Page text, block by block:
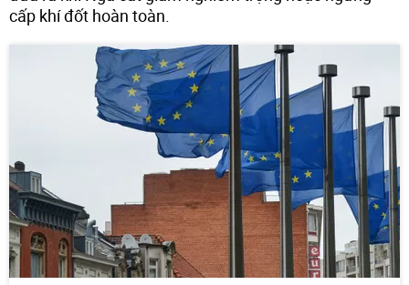
cấp khí đốt hoàn toàn.